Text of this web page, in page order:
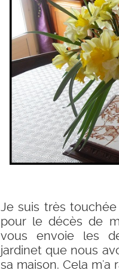
Je suis très
pour le décès de
vous envoie les
jardinet que nous
sa maison. Cela m'a